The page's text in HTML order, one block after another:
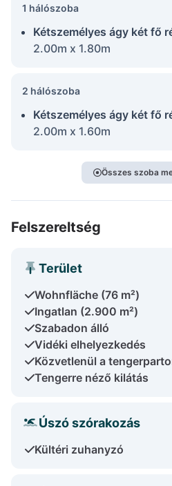
1 hálószoba
Kétszemélyes ágy két fő
2.00m x 1.80m
2 hálószoba
Kétszemélyes ágy két fő
2.00m x 1.60m
Összes szoba
Felszereltség
Terület
Wohnfläche (76 m²)
Ingatlan (2.900 m²)
Szabadon álló
Vidéki elhelyezkedés
Közvetlenül a
Tengerre néző kilátás
Úszó szórakozás
Kültéri zuhanyzó